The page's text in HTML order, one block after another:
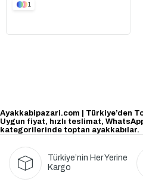
1
Ayakkabipazari.com | Türkiye’den
Uygun fiyat, hızlı teslimat,
kategorilerinde toptan ayakkabılar.
Türkiye’nin Her Yerine
Kargo